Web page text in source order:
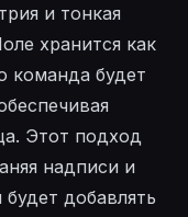
и тонкая
хранится как
команда будет
Этот подход
надписи и
добавлять